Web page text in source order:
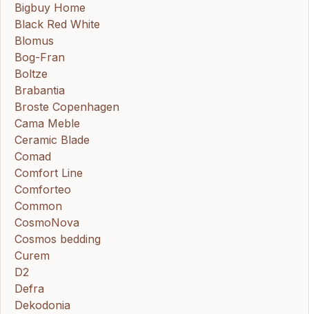
Bigbuy Home
Black Red White
Blomus
Bog-Fran
Boltze
Brabantia
Broste Copenhagen
Cama Meble
Ceramic Blade
Comad
Comfort Line
Comforteo
Common
CosmoNova
Cosmos bedding
Curem
D2
Defra
Dekodonia